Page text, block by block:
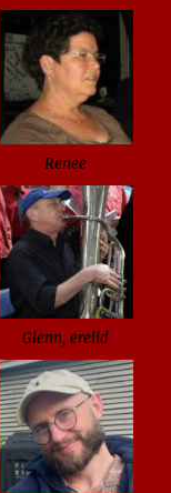
Renee
Glenn, erelid